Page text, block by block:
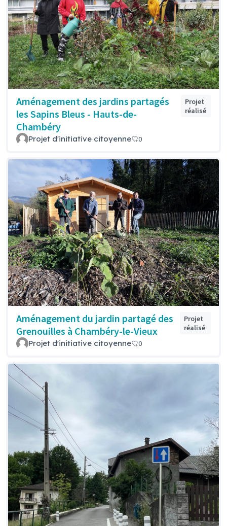
Aménagement des jardins partagés
les Sapins Bleus - Hauts-de-
Chambéry
Projet
réalisé
Projet d'initiative citoyenne 0
Aménagement du jardin partagé des
Grenouilles à Chambéry-le-Vieux
Projet
réalisé
Projet d'initiative citoyenne 0